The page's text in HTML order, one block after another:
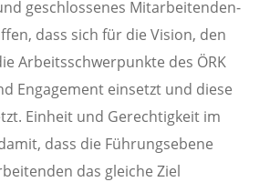
geschlossenes Mitarbeitenden-
dass sich für die Vision, den
Arbeitsschwerpunkte des ÖRK
Engagement einsetzt und diese
Einheit und Gerechtigkeit im
dass die Führungsebene
das gleiche Ziel